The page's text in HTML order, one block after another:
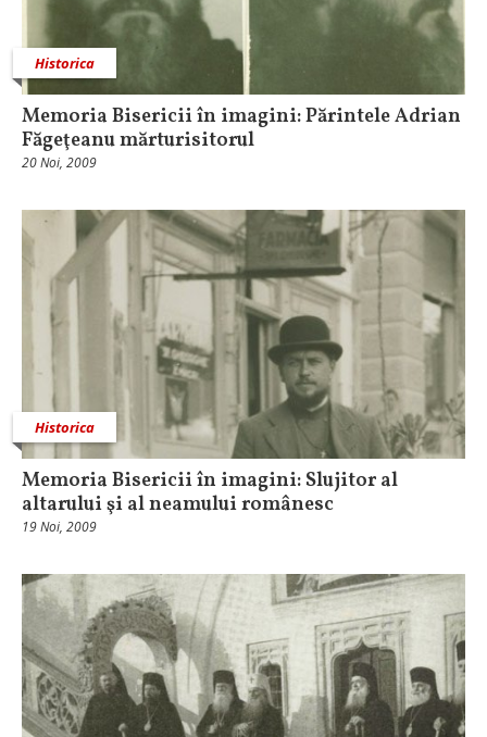
Historica
Memoria Bisericii în imagini: Părintele Adrian
Făgeţeanu mărturisitorul
20 Noi, 2009
Historica
Memoria Bisericii în imagini: Slujitor al
altarului şi al neamului românesc
19 Noi, 2009